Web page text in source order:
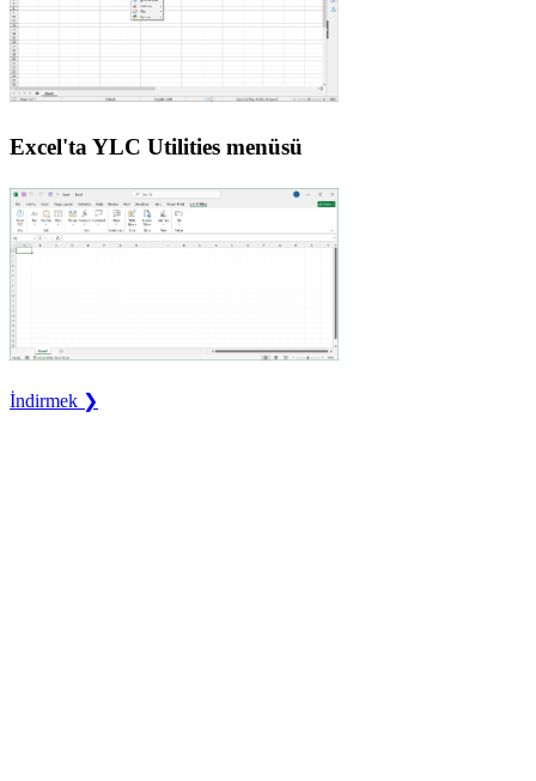
Excel'ta YLC Utilities menüsü
İndirmek ❯